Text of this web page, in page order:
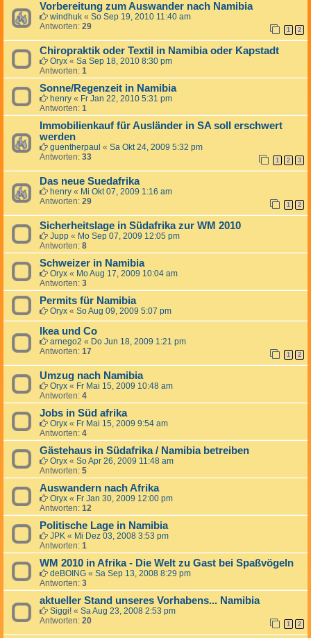
Vorbereitung zum Auswander nach Namibia
windhuk « So Sep 19, 2010 11:40 am
Antworten: 29 1 2
Chiropraktik oder Textil in Namibia oder Kapstadt
Oryx « Sa Sep 18, 2010 8:30 pm
Antworten: 1
Sonne/Regenzeit in Namibia
henry « Fr Jan 22, 2010 5:31 pm
Antworten: 1
Immobilienkauf für Ausländer in SA soll erschwert
werden
guentherpaul « Sa Okt 24, 2009 5:32 pm
Antworten: 33 1 2 3
Das neue Suedafrika
henry « Mi Okt 07, 2009 1:16 am
Antworten: 29 1 2
Sicherheitslage in Südafrika zur WM 2010
Jupp « Mo Sep 07, 2009 12:05 pm
Antworten: 8
Schweizer in Namibia
Oryx « Mo Aug 17, 2009 10:04 am
Antworten: 3
Permits für Namibia
Oryx « So Aug 09, 2009 5:07 pm
Ikea und Co
arnego2 « Do Jun 18, 2009 1:21 pm
Antworten: 17 1 2
Umzug nach Namibia
Oryx « Fr Mai 15, 2009 10:48 am
Antworten: 4
Jobs in Süd afrika
Oryx « Fr Mai 15, 2009 9:54 am
Antworten: 4
Gästehaus in Südafrika / Namibia betreiben
Oryx « So Apr 26, 2009 11:48 am
Antworten: 5
Auswandern nach Afrika
Oryx « Fr Jan 30, 2009 12:00 pm
Antworten: 12
Politische Lage in Namibia
JPK « Mi Dez 03, 2008 3:53 pm
Antworten: 1
WM 2010 in Afrika - Die Welt zu Gast bei Spaßvögeln
deBOING « Sa Sep 13, 2008 8:29 pm
Antworten: 3
aktueller Stand unseres Vorhabens... Namibia
Siggi! « Sa Aug 23, 2008 2:53 pm
Antworten: 20 1 2